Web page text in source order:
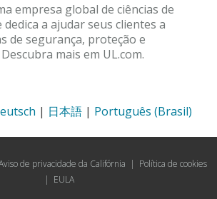
empresa global de ciências de
a ajudar seus clientes a
de segurança, proteção e
mais em UL.com.
| 日本語 | Português (Brasil)
de privacidade da Califórnia | Política de cookies
| EULA